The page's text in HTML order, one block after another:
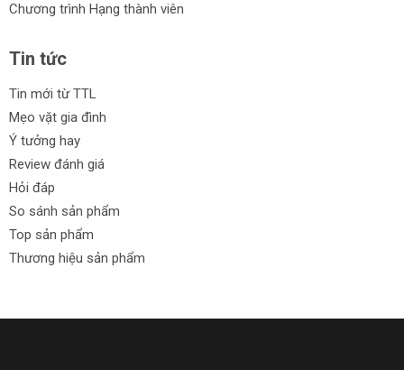
Chương trình Hạng thành viên
Tin tức
Tin mới từ TTL
Mẹo vặt gia đình
Ý tưởng hay
Review đánh giá
Hỏi đáp
So sánh sản phẩm
Top sản phẩm
Thương hiệu sản phẩm